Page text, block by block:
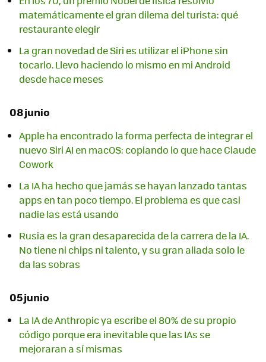
matemáticamente el gran dilema del turista: qué
restaurante elegir
La gran novedad de Siri es utilizar el iPhone sin
tocarlo. Llevo haciendo lo mismo en mi Android
desde hace meses
08 junio
Apple ha encontrado la forma perfecta de integrar el
nuevo Siri AI en macOS: copiando lo que hace Claude
Cowork
La IA ha hecho que jamás se hayan lanzado tantas
apps en tan poco tiempo. El problema es que casi
nadie las está usando
Rusia es la gran desaparecida de la carrera de la IA.
No tiene ni chips ni talento, y su gran aliada solo le
da las sobras
05 junio
La IA de Anthropic ya escribe el 80% de su propio
código porque era inevitable que las IAs se
mejoraran a sí mismas